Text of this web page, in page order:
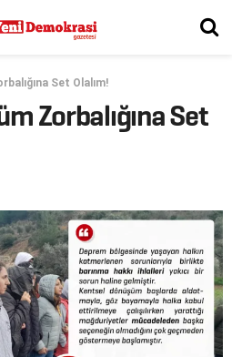
Set Olalım!
Zorbalığına Set